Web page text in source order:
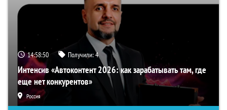
14:58:49 Получили:4
Интенсив «Автоконтент 2026: как зарабатывать там, где
еще нет конкурентов»
Россия